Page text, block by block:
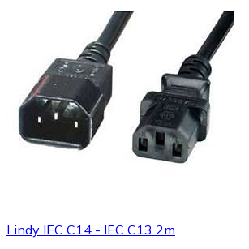
Lindy IEC C14 - IEC C13 2m